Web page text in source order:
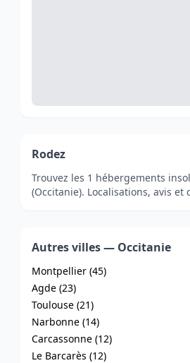
Rodez
Trouvez les 1 hébergements
(Occitanie). Localisations, avis et
Autres villes — Occitanie
Montpellier (45)
Agde (23)
Toulouse (21)
Narbonne (14)
Carcassonne (12)
Le Barcarès (12)